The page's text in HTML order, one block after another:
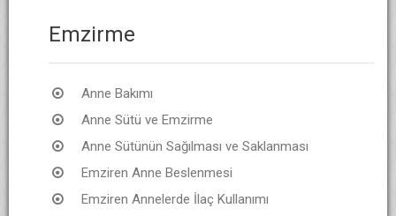
Emzirme
Anne Bakımı
Anne Sütü ve Emzirme
Anne Sütünün Sağılması ve Saklanması
Emziren Anne Beslenmesi
Emziren Annelerde İlaç Kullanımı